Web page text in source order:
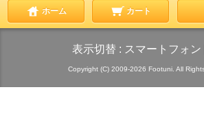
ホーム カート
表示切替 : スマートフォン
Copyright (C) 2009-2026 Footuni. All